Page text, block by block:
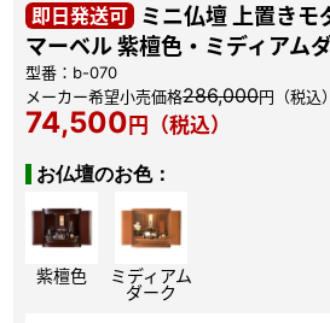
即日発送可 ミニ仏壇 上置きモ
マーベル 紫檀色・ミディアム
型番：b-070
メーカー希望小売価格286,000円（税込）
74,500 円（税込）
お仏壇のお色：
紫檀色
ミディアム
ダーク